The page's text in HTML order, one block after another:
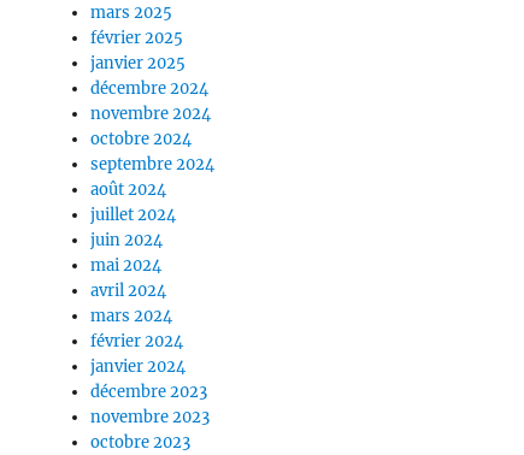
mars 2025
février 2025
janvier 2025
décembre 2024
novembre 2024
octobre 2024
septembre 2024
août 2024
juillet 2024
juin 2024
mai 2024
avril 2024
mars 2024
février 2024
janvier 2024
décembre 2023
novembre 2023
octobre 2023